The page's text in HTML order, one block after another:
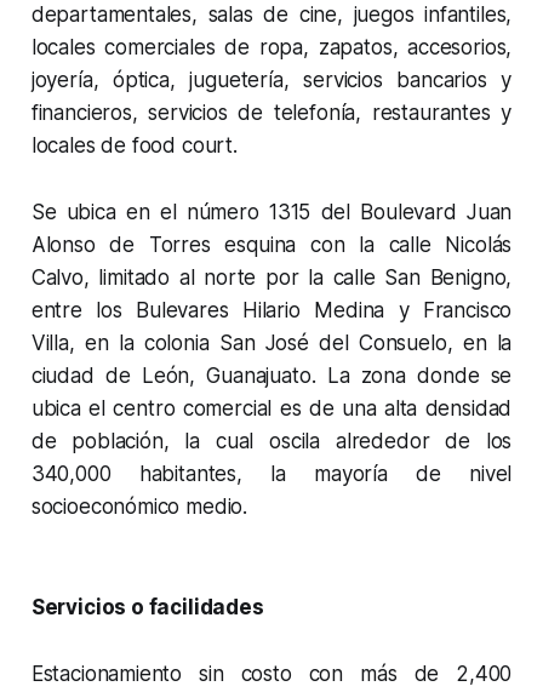
departamentales, salas de cine, juegos infantiles,
locales comerciales de ropa, zapatos, accesorios,
joyería, óptica, juguetería, servicios bancarios y
financieros, servicios de telefonía, restaurantes y
locales de food court.
Se ubica en el número 1315 del Boulevard Juan
Alonso de Torres esquina con la calle Nicolás
Calvo, limitado al norte por la calle San Benigno,
entre los Bulevares Hilario Medina y Francisco
Villa, en la colonia San José del Consuelo, en la
ciudad de León, Guanajuato. La zona donde se
ubica el centro comercial es de una alta densidad
de población, la cual oscila alrededor de los
340,000 habitantes, la mayoría de nivel
socioeconómico medio.
Servicios o facilidades
Estacionamiento sin costo con más de 2,400